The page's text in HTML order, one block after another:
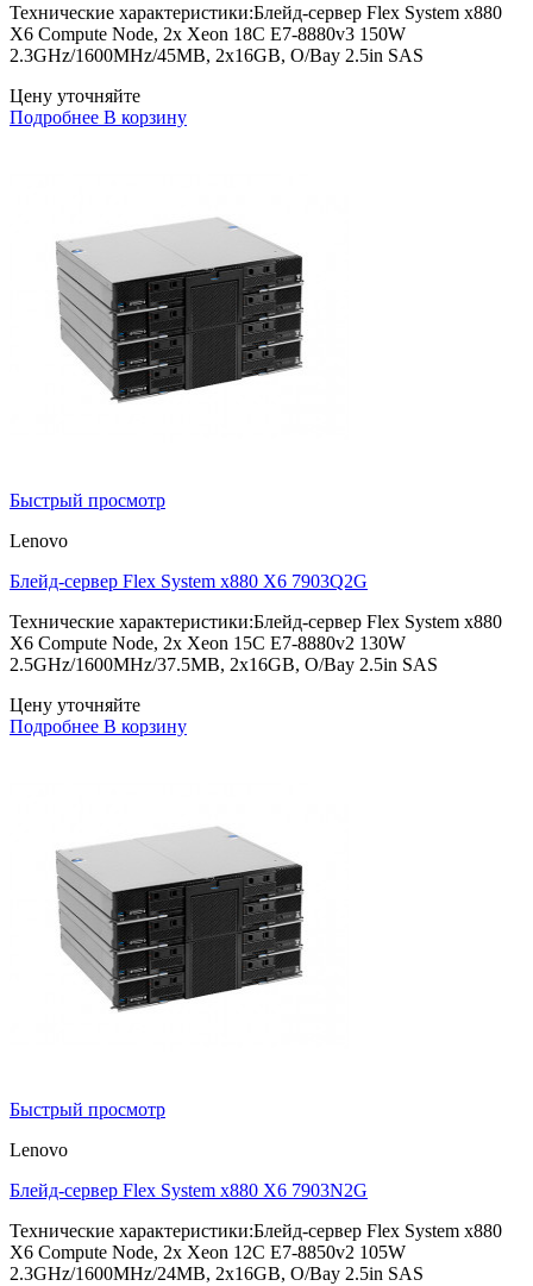
Технические характеристики:Блейд-сервер Flex System x880
X6 Compute Node, 2x Xeon 18C E7-8880v3 150W
2.3GHz/1600MHz/45MB, 2x16GB, O/Bay 2.5in SAS
Цену уточняйте
Подробнее В корзину
Быстрый просмотр
Lenovo
Блейд-сервер Flex System x880 X6 7903Q2G
Технические характеристики:Блейд-сервер Flex System x880
X6 Compute Node, 2x Xeon 15C E7-8880v2 130W
2.5GHz/1600MHz/37.5MB, 2x16GB, O/Bay 2.5in SAS
Цену уточняйте
Подробнее В корзину
Быстрый просмотр
Lenovo
Блейд-сервер Flex System x880 X6 7903N2G
Технические характеристики:Блейд-сервер Flex System x880
X6 Compute Node, 2x Xeon 12C E7-8850v2 105W
2.3GHz/1600MHz/24MB, 2x16GB, O/Bay 2.5in SAS